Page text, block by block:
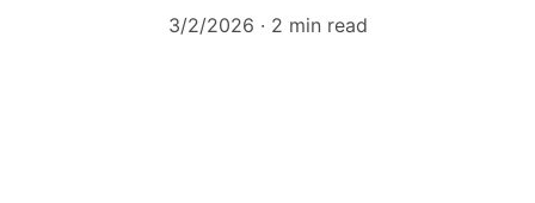
3/2/2026
2 min read